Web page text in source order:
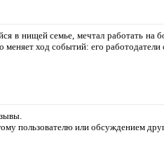
в нищей семье, мечтал работать на
меняет ход событий: его
пользователю или обсуждением